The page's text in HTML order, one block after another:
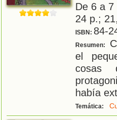
De 6 a
24 p.;
ISBN: 84-
Resumen:
el
cosas
había
Temática: